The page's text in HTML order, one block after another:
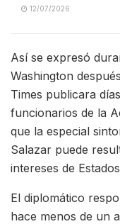
12/07/2026
Así se expresó
Washington
Times publicara
funcionarios de la
que la especial
Salazar puede
intereses de
El diplomático
hace menos de un